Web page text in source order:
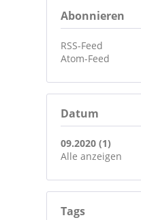
Abonnieren
RSS-Feed
Atom-Feed
Datum
09.2020 (1)
Alle anzeigen
Tags